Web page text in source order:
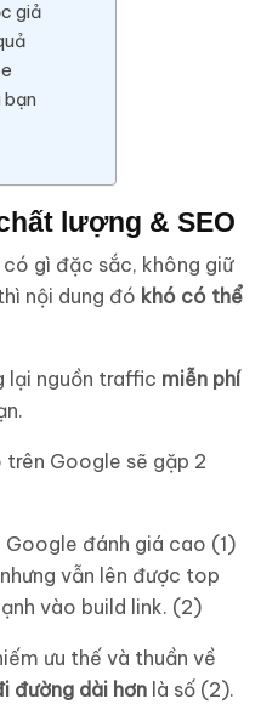
giả
bạn
lượng & SEO
gì đặc sắc, không giữ
nội dung đó khó có thể
lại nguồn traffic miễn phí
trên Google sẽ gặp 2
đánh giá cao (1)
vẫn lên được top
vào build link. (2)
ưu thế và thuần về
đường dài hơn là số (2).